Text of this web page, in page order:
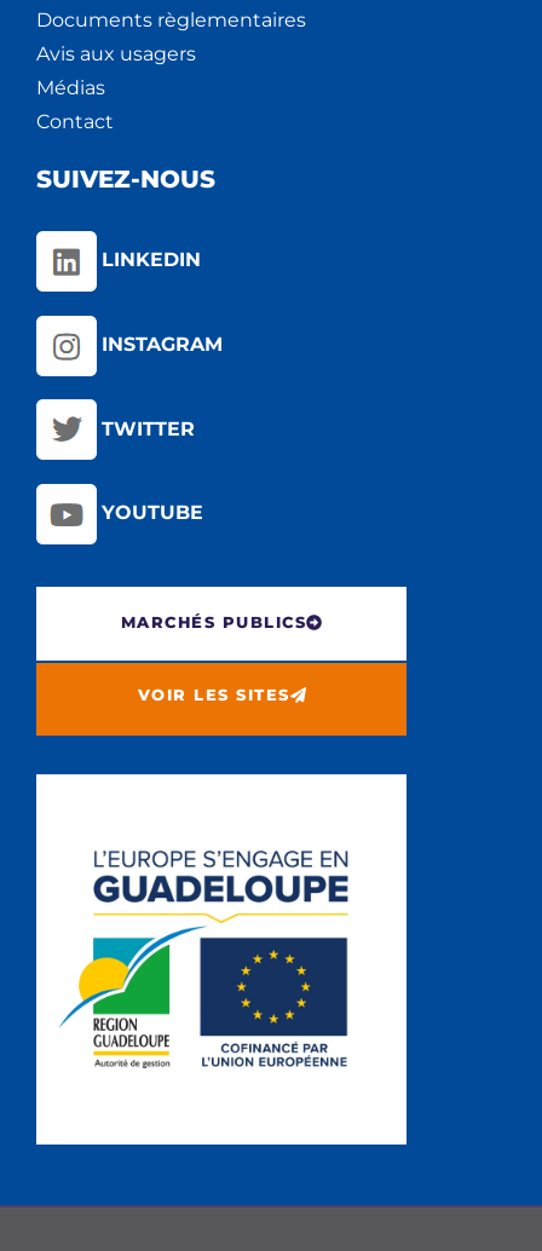
Documents règlementaires
Avis aux usagers
Médias
Contact
SUIVEZ-NOUS
LINKEDIN
INSTAGRAM
TWITTER
YOUTUBE
MARCHÉS PUBLICS
VOIR LES SITES